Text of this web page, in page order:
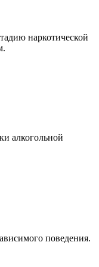
наркотической
алкогольной
поведения.